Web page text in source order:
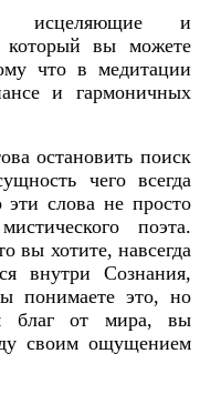
и
который вы можете
что в медитации
и гармоничных
остановить поиск
чего всегда
слова не просто
поэта.
вы хотите, навсегда
внутри Сознания,
понимаете это, но
благ от мира, вы
своим ощущением